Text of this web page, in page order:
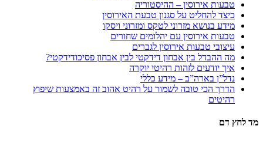
טבעות אירוסין – ההיסטוריה
כיצד להחליט על סגנון טבעת האירוסין
מידע בנושא מזרוני לטקס ומזרוני ויסקו
טבעות אירוסין עם יהלומים שחורים
עיצובי טבעות אירוסין לגברים
מה ההבדל בין אבחון דידקטי לבין אבחון פסיכודידקטי?
איך יודעים לזהות רהיטי יוקרה
נדל”ן בארה”ב – מידע כללי
הדרך הכי טובה לשמור על רהיט אהוב זה באמצעות שיפוץ
רהיטים
מד לחץ דם